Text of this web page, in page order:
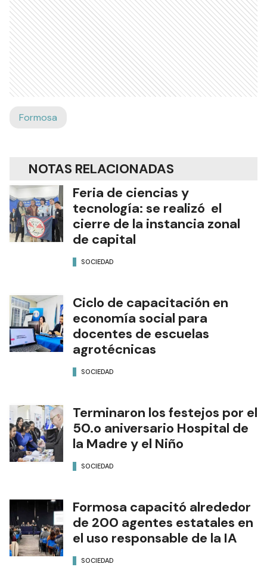
Formosa
NOTAS RELACIONADAS
Feria de ciencias y
tecnología: se realizó el
cierre de la instancia zonal
de capital
SOCIEDAD
Ciclo de capacitación en
economía social para
docentes de escuelas
agrotécnicas
SOCIEDAD
Terminaron los festejos por el
50.o aniversario Hospital de
la Madre y el Niño
SOCIEDAD
Formosa capacitó alrededor
de 200 agentes estatales en
el uso responsable de la IA
SOCIEDAD